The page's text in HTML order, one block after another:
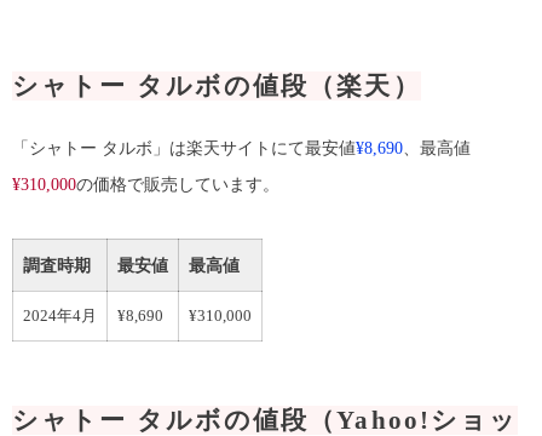
シャトー タルボの値段（楽天）
「シャトー タルボ」は楽天サイトにて最安値¥8,690 、最高値
¥310,000の価格で販売しています。
調査時期 最安値 最高値
2024年4月 ¥8,690 ¥310,000
シャトー タルボの値段（Yahoo!ショッ